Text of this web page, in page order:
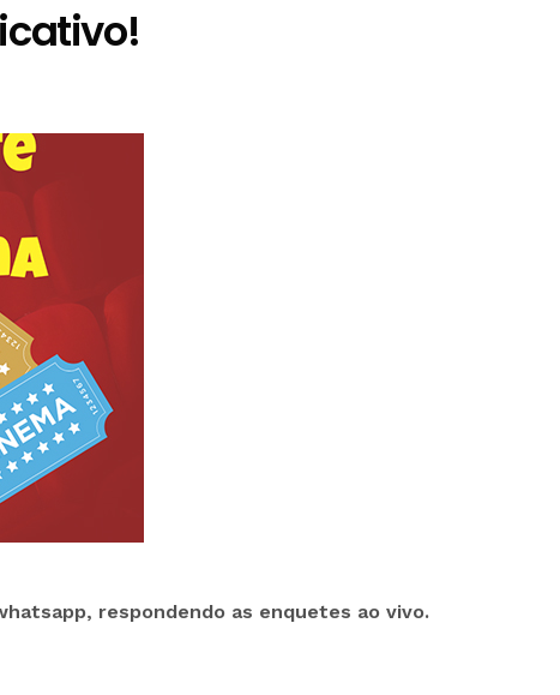
respondendo as enquetes ao vivo.